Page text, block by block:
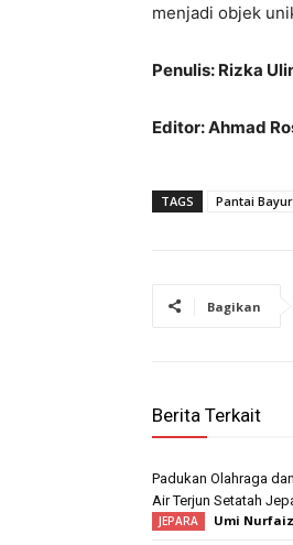
menjadi objek
Penulis: Rizka
Editor: Ahmad
TAGS Pantai
Bagikan
Berita Terkait
Padukan Olahraga
Air Terjun Setatah
JEPARA Umi